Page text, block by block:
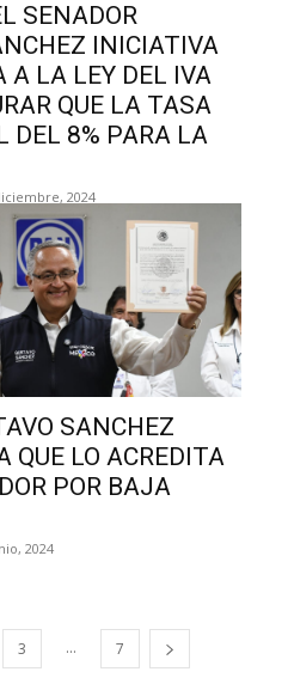
SENADOR
INICIATIVA
A LA LEY DEL IVA
QUE LA TASA
DEL 8% PARA LA
2024
SANCHEZ
QUE LO ACREDITA
POR BAJA
2024
3 ... 7